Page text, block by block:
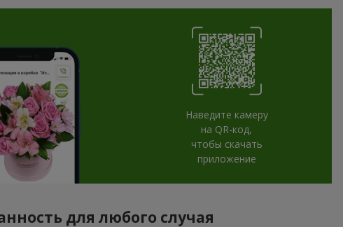
Наведите камеру
на QR-код,
чтобы скачать
приложение
для любого случая